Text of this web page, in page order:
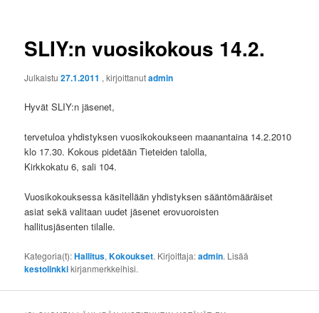
SLIY:n vuosikokous 14.2.
Julkaistu27.1.2011 , kirjoittanutadmin
Hyvät SLIY:n jäsenet,
tervetuloa yhdistyksen vuosikokoukseen maanantaina 14.2.2010
klo 17.30. Kokous pidetään Tieteiden talolla,
Kirkkokatu 6, sali 104.
Vuosikokouksessa käsitellään yhdistyksen sääntömääräiset
asiat sekä valitaan uudet jäsenet erovuoroisten
hallitusjäsenten tilalle.
Kategoria(t):Hallitus,Kokoukset. Kirjoittaja:admin. Lisää
kestolinkkikirjanmerkkeihisi.